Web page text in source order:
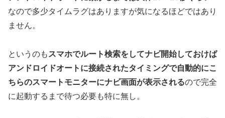
なので多少タイムラグはありますが気になるほどではあり
ません。
というのも スマホでルート検索をしてナビ開始しておけば
アンドロイドオートに接続されたタイミングで自動的にこ
ちらのスマートモニターにナビ画面が表示されるので完全
に起動するまで待つ必要も特に無し。